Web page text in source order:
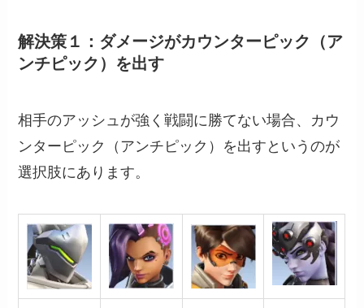
解決策１：ダメージがカウンターピック（ア
ンチピック）を出す
相手のアッシュが強く戦闘に勝てない場合、カウ
ンターピック（アンチピック）を出すというのが
選択肢にあります。